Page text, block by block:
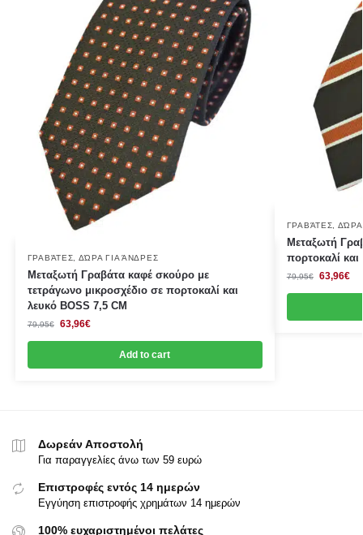
ΓΡΑΒΆΤΕΣ ΔΏΡΑ ΓΙΑ ΆΝΔΡΕΣ
Μεταξωτή Γραβάτα καφέ σκούρο με
τετράγωνο μικροσχέδιο σε πορτοκαλί και
λευκό BOSS 7,5 CΜ
79,95€ 63,96€
Add to cart
ΓΡΑΒΆΤΕΣ ΔΏΡΑ
Μεταξωτή
πορτοκαλί
79,95€ 63,96€
Δωρεάν Αποστολή
Για παραγγελίες άνω των 59 ευρώ
Επιστροφές εντός 14 ημερών
Εγγύηση επιστροφής χρημάτων 14 ημερών
100% ευχαριστημένοι πελάτες